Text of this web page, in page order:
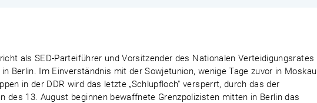
als SED-Parteiführer und Vorsitzender des Nationalen Verteidigungsrates
Berlin. Im Einverständnis mit der Sowjetunion, wenige Tage zuvor in Moskau
in der DDR wird das letzte „Schlupfloch" versperrt, durch das der
des 13. August beginnen bewaffnete Grenzpolizisten mitten in Berlin das